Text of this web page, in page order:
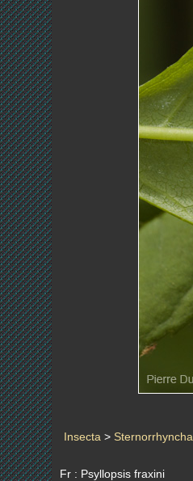
Insecta > Sternorrhyncha
Fr : Psyllopsis fraxini